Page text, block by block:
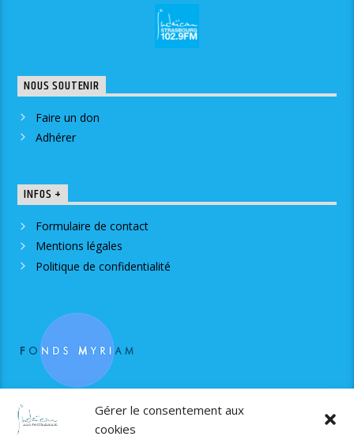
Gérer le consentement aux
cookies
NOUS SOUTENIR
Faire un don
Adhérer
INFOS +
Formulaire de contact
Mentions légales
Politique de confidentialité